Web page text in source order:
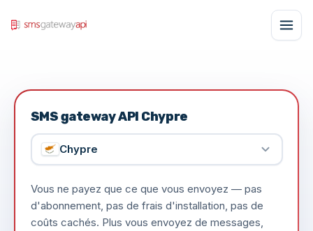
SMS gateway API Chypre
Chypre
Vous ne payez que ce que vous envoyez — pas
d'abonnement, pas de frais d'installation, pas de
coûts cachés. Plus vous envoyez de messages,